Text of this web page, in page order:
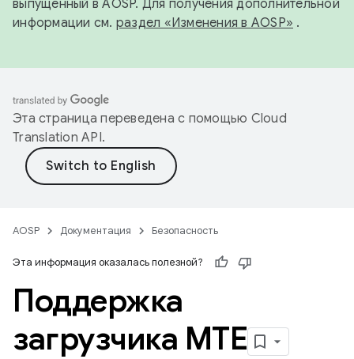
выпущенный в AOSP. Для получения дополнительной
информации см. раздел «Изменения в AOSP» .
Эта страница переведена с помощью Cloud
Translation API.
AOSP Документация Безопасность
Эта информация оказалась полезной?
Поддержка
загрузчика MTE